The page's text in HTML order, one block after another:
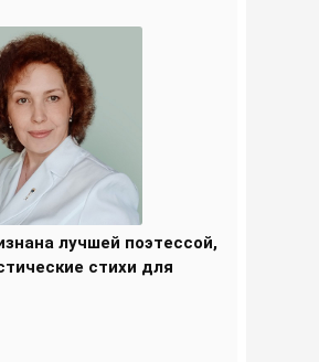
лучшей поэтессой,
стихи для